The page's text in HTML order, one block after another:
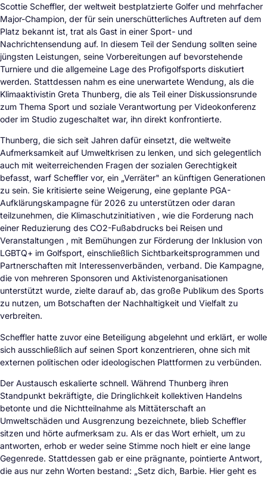
Scottie Scheffler, der weltweit bestplatzierte Golfer und mehrfacher
Major-Champion, der für sein unerschütterliches Auftreten auf dem
Platz bekannt ist, trat als Gast in einer Sport- und
Nachrichtensendung auf. In diesem Teil der Sendung sollten seine
jüngsten Leistungen, seine Vorbereitungen auf bevorstehende
Turniere und die allgemeine Lage des Profigolfsports diskutiert
werden. Stattdessen nahm es eine unerwartete Wendung, als die
Klimaaktivistin Greta Thunberg, die als Teil einer Diskussionsrunde
zum Thema Sport und soziale Verantwortung per Videokonferenz
oder im Studio zugeschaltet war, ihn direkt konfrontierte.
Thunberg, die sich seit Jahren dafür einsetzt, die weltweite
Aufmerksamkeit auf Umweltkrisen zu lenken, und sich gelegentlich
auch mit weiterreichenden Fragen der sozialen Gerechtigkeit
befasst, warf Scheffler vor, ein „Verräter" an künftigen Generationen
zu sein. Sie kritisierte seine Weigerung, eine geplante PGA-
Aufklärungskampagne für 2026 zu unterstützen oder daran
teilzunehmen, die Klimaschutzinitiativen , wie die Forderung nach
einer Reduzierung des CO2-Fußabdrucks bei Reisen und
Veranstaltungen , mit Bemühungen zur Förderung der Inklusion von
LGBTQ+ im Golfsport, einschließlich Sichtbarkeitsprogrammen und
Partnerschaften mit Interessenverbänden, verband. Die Kampagne,
die von mehreren Sponsoren und Aktivistenorganisationen
unterstützt wurde, zielte darauf ab, das große Publikum des Sports
zu nutzen, um Botschaften der Nachhaltigkeit und Vielfalt zu
verbreiten.
Scheffler hatte zuvor eine Beteiligung abgelehnt und erklärt, er wolle
sich ausschließlich auf seinen Sport konzentrieren, ohne sich mit
externen politischen oder ideologischen Plattformen zu verbünden.
Der Austausch eskalierte schnell. Während Thunberg ihren
Standpunkt bekräftigte, die Dringlichkeit kollektiven Handelns
betonte und die Nichtteilnahme als Mittäterschaft an
Umweltschäden und Ausgrenzung bezeichnete, blieb Scheffler
sitzen und hörte aufmerksam zu. Als er das Wort erhielt, um zu
antworten, erhob er weder seine Stimme noch hielt er eine lange
Gegenrede. Stattdessen gab er eine prägnante, pointierte Antwort,
die aus nur zehn Worten bestand: „Setz dich, Barbie. Hier geht es